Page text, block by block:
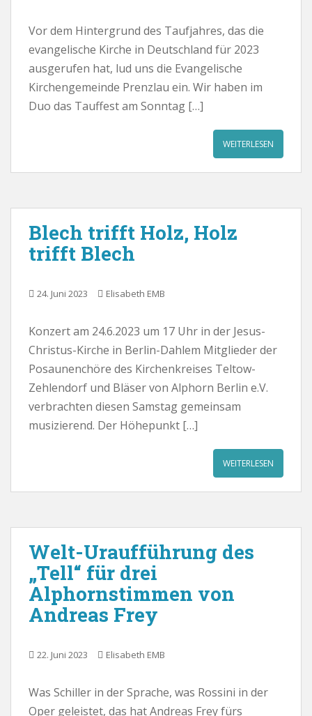
Vor dem Hintergrund des Taufjahres, das die
evangelische Kirche in Deutschland für 2023
ausgerufen hat, lud uns die Evangelische
Kirchengemeinde Prenzlau ein. Wir haben im
Duo das Tauffest am Sonntag […]
WEITERLESEN
Blech trifft Holz, Holz
trifft Blech
24. Juni 2023 Elisabeth EMB
Konzert am 24.6.2023 um 17 Uhr in der Jesus-
Christus-Kirche in Berlin-Dahlem Mitglieder der
Posaunenchöre des Kirchenkreises Teltow-
Zehlendorf und Bläser von Alphorn Berlin e.V.
verbrachten diesen Samstag gemeinsam
musizierend. Der Höhepunkt […]
WEITERLESEN
Welt-Uraufführung des
„Tell“ für drei
Alphornstimmen von
Andreas Frey
22. Juni 2023 Elisabeth EMB
Was Schiller in der Sprache, was Rossini in der
Oper geleistet, das hat Andreas Frey fürs